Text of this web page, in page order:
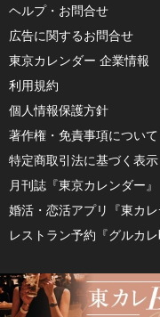
ヘルプ・お問合せ
広告に関するお問合せ
東京カレンダー 企業情報
利用規約
個人情報保護方針
著作権・免責事項について
特定商取引法に基づく表示
月刊誌『東京カレンダー』
婚活・恋活アプリ『東カレ
レストラン予約『グルカ